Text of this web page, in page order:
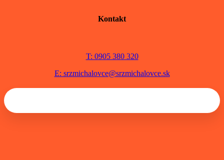
Kontakt
T: 0905 380 320
E: srzmichalovce@srzmichalovce.sk